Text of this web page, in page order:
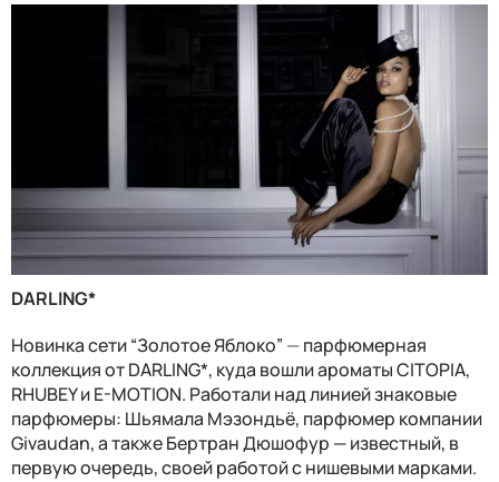
DARLING*
Новинка сети “Золотое Яблоко” —парфюмерная
коллекция от DARLING*, куда вошли ароматы CITOPIA,
RHUBEY и E-MOTION. Работали над линией знаковые
парфюмеры: Шьямала Мэзондьё, парфюмер компании
Givaudan, а также Бертран Дюшофур — известный, в
первую очередь, своей работой с нишевыми марками.